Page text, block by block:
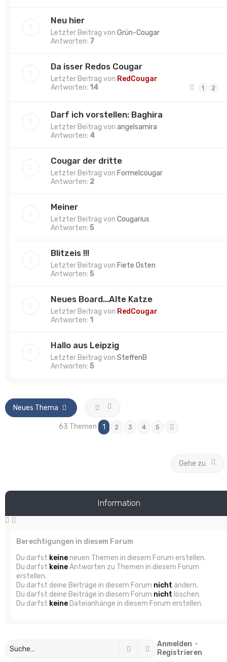
Neu hier
Letzter Beitrag von Grün-Cougar
Antworten: 7
Da isser Redos Cougar
Letzter Beitrag von RedCougar
Antworten: 14 1 2
Darf ich vorstellen: Baghira
Letzter Beitrag von angelsamira
Antworten: 4
Cougar der dritte
Letzter Beitrag von Formelcougar
Antworten: 2
Meiner
Letzter Beitrag von Cougarius
Antworten: 5
Blitzeis !!!
Letzter Beitrag von Fiete Osten
Antworten: 5
Neues Board...Alte Katze
Letzter Beitrag von RedCougar
Antworten: 1
Hallo aus Leipzig
Letzter Beitrag von SteffenB
Antworten: 5
Neues Thema
63 Themen 1 2 3 4 5
Gehe zu
Information
Berechtigungen in diesem Forum
Du darfst keineneuen Themen in diesem Forum erstellen.
Du darfst keineAntworten zu Themen in diesem Forum
erstellen.
Du darfst deine Beiträge in diesem Forum nicht ändern.
Du darfst deine Beiträge in diesem Forum nicht löschen.
Du darfst keine Dateianhänge in diesem Forum erstellen.
Suche Erweiterte Suche
Anmelden •
Registrieren